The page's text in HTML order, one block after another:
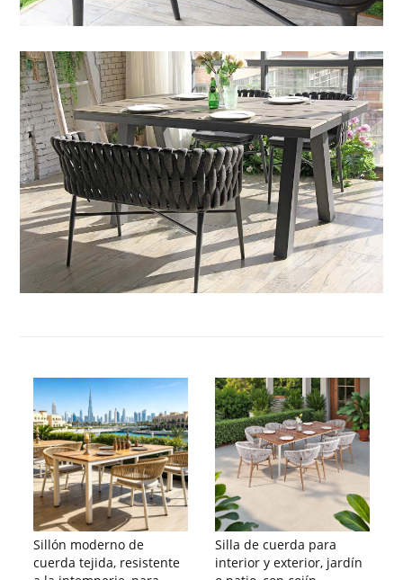
Sillón moderno de
cuerda tejida, resistente
Silla de cuerda para
interior y exterior, jardín